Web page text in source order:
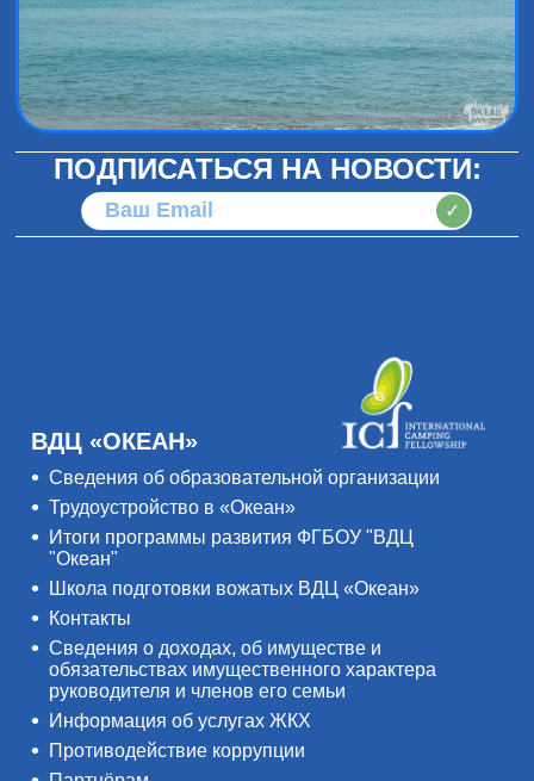
ПОДПИСАТЬСЯ НА НОВОСТИ:
✓
ВДЦ «ОКЕАН»
Сведения об образовательной организации
Трудоустройство в «Океан»
Итоги программы развития ФГБОУ "ВДЦ
"Океан"
Школа подготовки вожатых ВДЦ «Океан»
Контакты
Сведения о доходах, об имуществе и
обязательствах имущественного характера
руководителя и членов его семьи
Информация об услугах ЖКХ
Противодействие коррупции